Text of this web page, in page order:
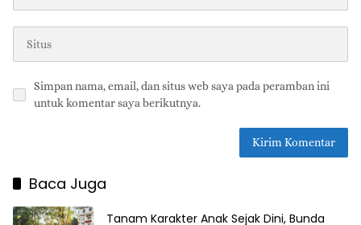
Simpan nama, email, dan situs web saya pada peramban ini
untuk komentar saya berikutnya.
Baca Juga
Tanam Karakter Anak Sejak Dini, Bunda